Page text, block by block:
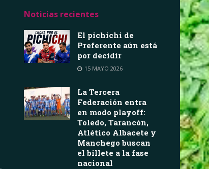
Noticias recientes
El pichichi de
Preferente aún está
por decidir
15 MAYO 2026
La Tercera
Federación entra
en modo playoff:
Toledo, Tarancón,
Atlético Albacete y
Manchego buscan
el billete a la fase
nacional